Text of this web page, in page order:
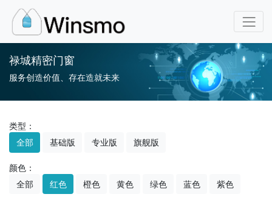
禄城精密门窗
服务创造价值、存在造就未来
类型：
全部
基础版 专业版 旗舰版
颜色：
全部
红色 橙色 黄色 绿色 蓝色 紫色